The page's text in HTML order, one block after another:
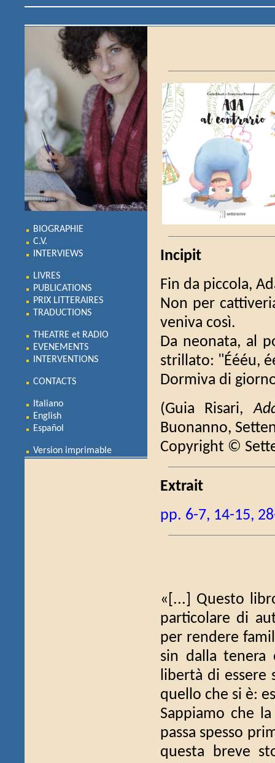
BIOGRAPHIE
C.V.
INTERVIEWS
LIVRES
PUBLICATIONS
PRIX LITTERAIRES
TRADUCTIONS
THEATRE et RADIO
EVENEMENTS
INTERVENTIONS
CONTACTS
Italiano
English
Español
Version imprimable
Incipit
Fin da piccola,
Non per
veniva così.
Da neonata, al
strillato: "Éééu,
Dormiva di
(Guia Risari,
Buonanno,
Copyright ©
Extrait
pp. 6-7, 14-15,
«[...] Questo
particolare di
per rendere
sin dalla
libertà di essere
quello che si è:
Sappiamo che
passa spesso
questa breve